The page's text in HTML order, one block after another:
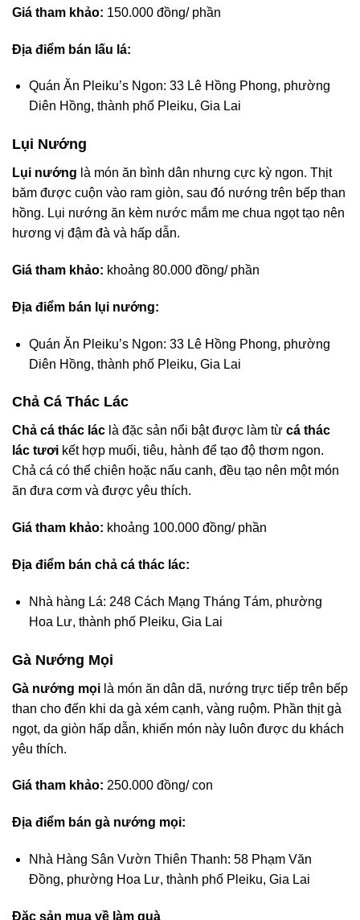
Giá tham khảo: 150.000 đồng/ phần
Địa điểm bán lấu lá:
Quán Ăn Pleiku’s Ngon: 33 Lê Hồng Phong, phường
Diên Hồng, thành phố Pleiku, Gia Lai
Lụi Nướng
Lụi nướng là món ăn bình dân nhưng cực kỳ ngon. Thịt
băm được cuộn vào ram giòn, sau đó nướng trên bếp than
hồng. Lụi nướng ăn kèm nước mắm me chua ngọt tạo nên
hương vị đậm đà và hấp dẫn.
Giá tham khảo: khoảng 80.000 đồng/ phần
Địa điểm bán lụi nướng:
Quán Ăn Pleiku’s Ngon: 33 Lê Hồng Phong, phường
Diên Hồng, thành phố Pleiku, Gia Lai
Chả Cá Thác Lác
Chả cá thác lác là đặc sản nổi bật được làm từ cá thác
lác tươi kết hợp muối, tiêu, hành để tạo độ thơm ngon.
Chả cá có thể chiên hoặc nấu canh, đều tạo nên một món
ăn đưa cơm và được yêu thích.
Giá tham khảo: khoảng 100.000 đồng/ phần
Địa điểm bán chả cá thác lác:
Nhà hàng Lá: 248 Cách Mạng Tháng Tám, phường
Hoa Lư, thành phố Pleiku, Gia Lai
Gà Nướng Mọi
Gà nướng mọi là món ăn dân dã, nướng trực tiếp trên bếp
than cho đến khi da gà xém cạnh, vàng ruộm. Phần thịt gà
ngọt, da giòn hấp dẫn, khiến món này luôn được du khách
yêu thích.
Giá tham khảo: 250.000 đồng/ con
Địa điểm bán gà nướng mọi:
Nhà Hàng Sân Vườn Thiên Thanh: 58 Phạm Văn
Đồng, phường Hoa Lư, thành phố Pleiku, Gia Lai
Đặc sản mua về làm quà